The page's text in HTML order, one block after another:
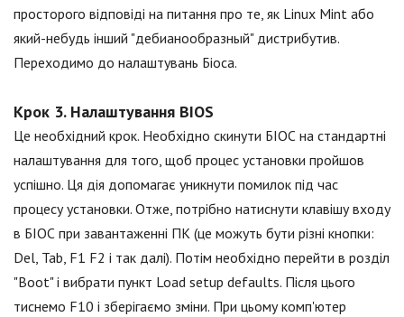
просторого відповіді на питання про те, як Linux Mint або
який-небудь інший "дебианообразный" дистрибутив.
Переходимо до налаштувань Біоса.
Крок 3. Налаштування BIOS
Це необхідний крок. Необхідно скинути БІОС на стандартні
налаштування для того, щоб процес установки пройшов
успішно. Ця дія допомагає уникнути помилок під час
процесу установки. Отже, потрібно натиснути клавішу входу
в БІОС при завантаженні ПК (це можуть бути різні кнопки:
Del, Tab, F1 F2 і так далі). Потім необхідно перейти в розділ
"Boot" і вибрати пункт Load setup defaults. Після цього
тиснемо F10 і зберігаємо зміни. При цьому комп'ютер